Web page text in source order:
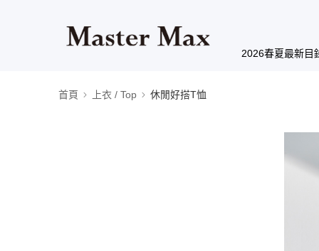
2026春夏最新目
首頁 上衣 / Top 休閒好搭T恤